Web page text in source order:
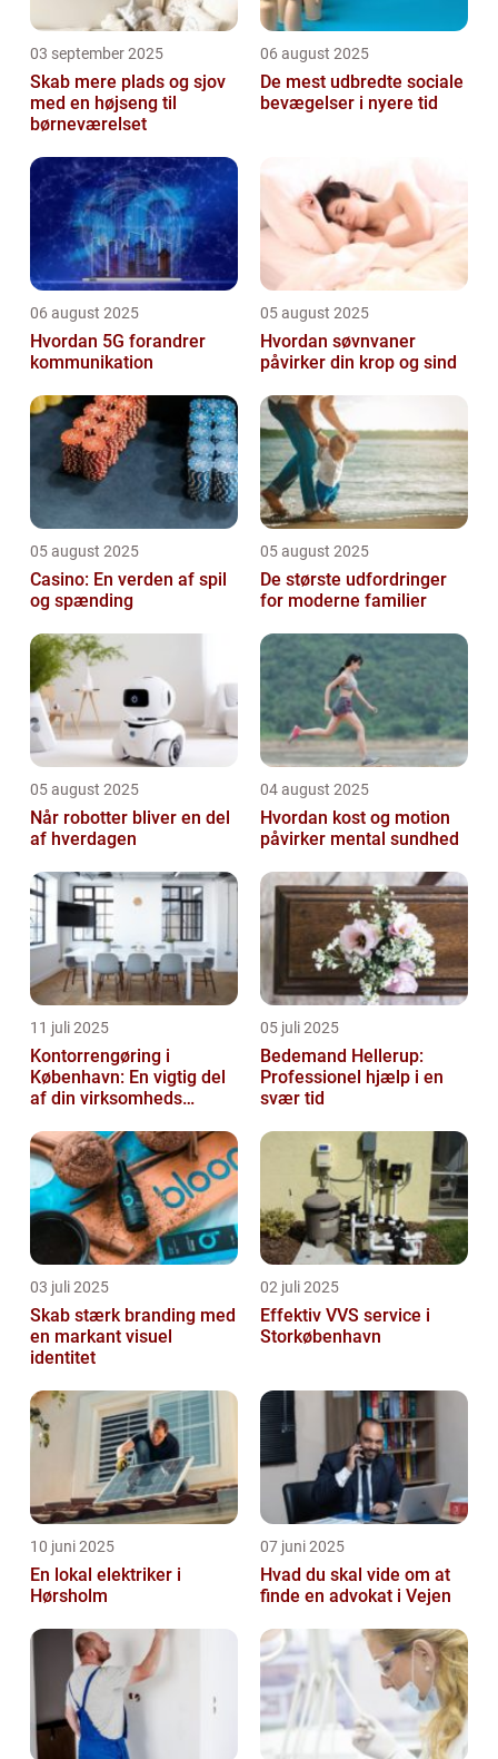
03 september 2025
Skab mere plads og sjov
med en højseng til
børneværelset
06 august 2025
De mest udbredte sociale
bevægelser i nyere tid
06 august 2025
Hvordan 5G forandrer
kommunikation
05 august 2025
Hvordan søvnvaner
påvirker din krop og sind
05 august 2025
Casino: En verden af spil
og spænding
05 august 2025
De største udfordringer
for moderne familier
05 august 2025
Når robotter bliver en del
af hverdagen
04 august 2025
Hvordan kost og motion
påvirker mental sundhed
11 juli 2025
Kontorrengøring i
København: En vigtig del
af din virksomheds
05 juli 2025
Bedemand Hellerup:
Professionel hjælp i en
svær tid
03 juli 2025
Skab stærk branding med
en markant visuel
identitet
02 juli 2025
Effektiv VVS service i
Storkøbenhavn
10 juni 2025
En lokal elektriker i
Hørsholm
07 juni 2025
Hvad du skal vide om at
finde en advokat i Vejen